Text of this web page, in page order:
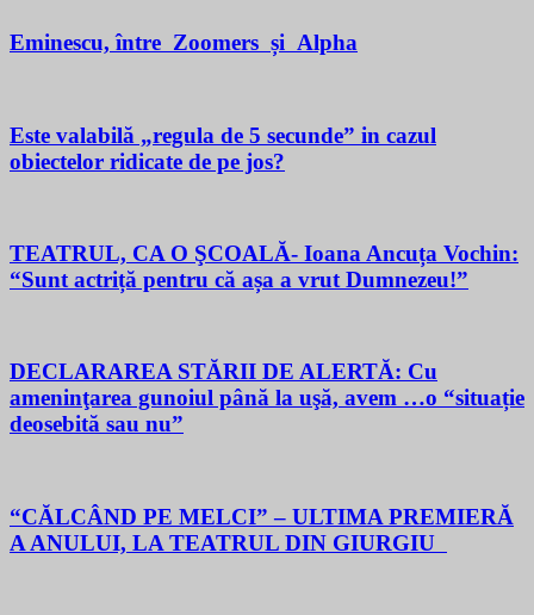
Eminescu, între Zoomers și Alpha
Este valabilă „regula de 5 secunde” in cazul
obiectelor ridicate de pe jos?
TEATRUL, CA O ŞCOALĂ- Ioana Ancuța Vochin:
“Sunt actriță pentru că așa a vrut Dumnezeu!”
DECLARAREA STĂRII DE ALERTĂ: Cu
ameninţarea gunoiul până la uşă, avem …o “situație
deosebită sau nu”
“CĂLCÂND PE MELCI” – ULTIMA PREMIERĂ
A ANULUI, LA TEATRUL DIN GIURGIU